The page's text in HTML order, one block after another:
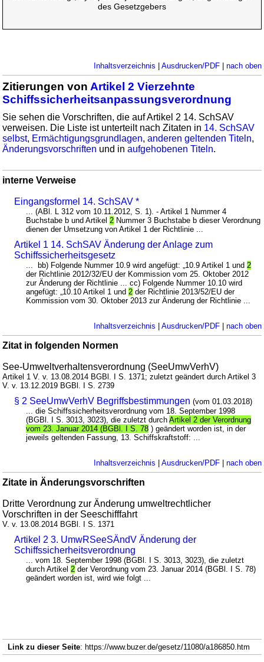
des Gesetzgebers
Inhaltsverzeichnis Ausdrucken/PDF| nach oben
Zitierungen von Artikel 2 Vierzehnte
Schiffssicherheitsanpassungsverordnung
Sie sehen die Vorschriften, die auf Artikel 2 14. SchSAV
verweisen. Die Liste ist unterteilt nach Zitaten in 14. SchSAV
selbst, Ermächtigungsgrundlagen,anderen geltenden Titeln,
Änderungsvorschriften und inaufgehobenen Titeln.
interne Verweise
Eingangsformel 14. SchSAV *
... (ABl. L 312 vom 10.11.2012, S. 1). - Artikel 1 Nummer 4
Buchstabe b und Artikel2 Nummer 3 Buchstabe b dieser Verordnung
dienen der Umsetzung von Artikel 1 der Richtlinie ...
Artikel 1 14. SchSAV Änderung der Anlage zum
Schiffssicherheitsgesetz
... bb) Folgende Nummer 10.9 wird angefügt: „10.9 Artikel 1 und2
der Richtlinie 2012/32/EU der Kommission vom 25. Oktober 2012
zur Änderung der Richtlinie ... cc) Folgende Nummer 10.10 wird
angefügt: „10.10 Artikel 1 und2 der Richtlinie 2013/52/EU der
Kommission vom 30. Oktober 2013 zur Änderung der Richtlinie ...
Inhaltsverzeichnis Ausdrucken/PDF| nach oben
Zitat in folgenden Normen
See-Umweltverhaltensverordnung (SeeUmwVerhV)
Artikel 1 V. v. 13.08.2014 BGBl. I S. 1371; zuletzt geändert durch Artikel 3
V. v. 13.12.2019 BGBl. I S. 2739
§ 2 SeeUmwVerhV Begriffsbestimmungen (vom 01.03.2018)
... die Schiffssicherheitsverordnung vom 18. September 1998
(BGBl. I S. 3013, 3023), die zuletzt durchArtikel 2 der Verordnung
vom 23. Januar 2014 (BGBl. I S. 78 ) geändert worden ist, in der
jeweils geltenden Fassung, 13. Schiffskraftstoff: ...
Inhaltsverzeichnis Ausdrucken/PDF| nach oben
Zitate in Änderungsvorschriften
Dritte Verordnung zur Änderung umweltrechtlicher
Vorschriften in der Seeschifffahrt
V. v. 13.08.2014 BGBl. I S. 1371
Artikel 2 3. UmwRSeeSÄndV Änderung der
Schiffssicherheitsverordnung
... vom 18. September 1998 (BGBl. I S. 3013, 3023), die zuletzt
durch Artikel2 der Verordnung vom 23. Januar 2014 (BGBl. I S. 78)
geändert worden ist, wird wie folgt ...
Link zu dieser Seite: https://www.buzer.de/gesetz/11080/a186850.htm